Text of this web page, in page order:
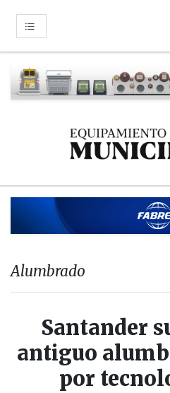
Alumbrado
Santander
antiguo
por